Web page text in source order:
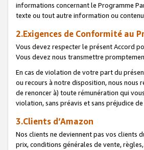
informations concernant le Programme
texte ou tout autre information ou contenu
2.Exigences de Conformité au
Vous devez respecter le présent Accord
Vous devez nous transmettre
En cas de violation de votre part du
ou recours à notre disposition, nous nous
de renoncer à) toute rémunération qui
violation, sans préavis et sans préjudice
3.Clients d’Amazon
Nos clients ne deviennent pas vos clients
prix, conditions générales de vente,